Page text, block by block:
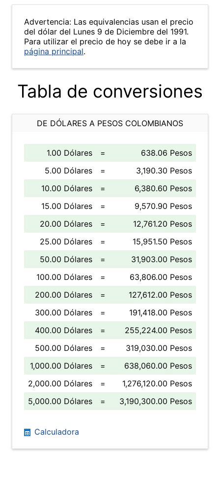
Advertencia: Las equivalencias usan el precio
del dólar del Lunes 9 de Diciembre del 1991.
Para utilizar el precio de hoy se debe ir a la
página principal.
Tabla de conversiones
DE DÓLARES A PESOS COLOMBIANOS
1.00 Dólares =
638.06 Pesos
5.00 Dólares
=
3,190.30 Pesos
10.00 Dólares
=
6,380.60 Pesos
15.00 Dólares
=
9,570.90 Pesos
20.00 Dólares
=
12,761.20 Pesos
25.00 Dólares
=
15,951.50 Pesos
50.00 Dólares
=
31,903.00 Pesos
100.00 Dólares
=
63,806.00 Pesos
200.00 Dólares
=
127,612.00 Pesos
300.00 Dólares
=
191,418.00 Pesos
400.00 Dólares
=
255,224.00 Pesos
500.00 Dólares
=
319,030.00 Pesos
1,000.00 Dólares
=
638,060.00 Pesos
2,000.00 Dólares
=
1,276,120.00 Pesos
5,000.00 Dólares
= 3,190,300.00 Pesos
Calculadora